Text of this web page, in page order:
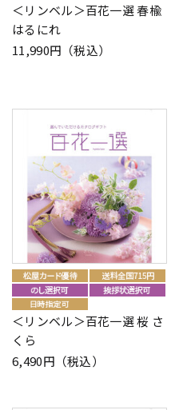
＜リンベル＞百花一選 春楡
はるにれ
11,990円（税込）
＜リンベル＞百花一選 桜 さ
くら
6,490円（税込）